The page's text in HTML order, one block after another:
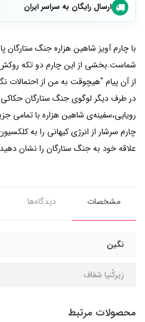
ارسال رایگان به سراسر ایران
با چارم آویز شاهین هزاره جنگ ستارگان
در طرف دیگر لوگوی جنگ ستارگان
رویایی،سفینه‌ی شاهین هزاره با تمامی
چارم سرشار از انرژی کیهانی را به
علاقه‌ خود به جنگ ستارگان را نشان
مشخصات دیدگاه‌ها
نگین
زیرکُنیا شفاف
محصولات مرتبط